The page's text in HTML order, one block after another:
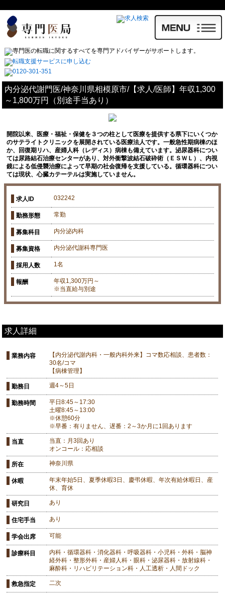
内分泌代謝門医/神奈川県相模原市/【求人/医師】年収1,300
～1,800万円（別途手当あり）
開院以来、医療・福祉・保健を３つの柱として医療を提供する県下にいくつか
のサテライトクリニックを展開されている医療法人です。一般急性期病棟のほ
か、回復期リハ、産婦人科（レディス）病棟も備えています。泌尿器科につい
ては尿路結石治療センターがあり、対外衝撃波結石破砕術（ＥＳＷＬ）、内視
鏡による低侵襲治療によって早期の社会復帰を支援している。循環器科につい
ては現状、心臓カテーテルは実施していません。
求人ID 032242
勤務形態 常勤
募集科目 内分泌内科
募集資格 内分泌代謝科専門医
採用人数 1名
報酬
年収1,300万円～
※当直給与別途
求人詳細
業務内容
【内分泌代謝内科・一般内科外来】コマ数応相談、患者数：
30名/コマ
【病棟管理】
勤務日 週4～5日
勤務時間
平日8:45～17:30
土曜8:45～13:00
※休憩60分
※早番：有りません、遅番：2～3か月に1回あります
当直
当直：月3回あり
オンコール：応相談
所在 神奈川県
休暇
年末年始5日、夏季休暇3日、慶弔休暇、年次有給休暇日、産
休、育休
研究日 あり
住宅手当 あり
学会出席 可能
診療科目
内科・循環器科・消化器科・呼吸器科・小児科・外科・脳神
経外科・整形外科・産婦人科・眼科・泌尿器科・放射線科・
麻酔科・リハビリテーション科・人工透析・人間ドック
救急指定 二次